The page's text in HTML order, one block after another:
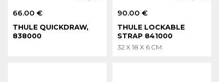
66.00 €
THULE QUICKDRAW,
838000
90.00 €
THULE LOCKABLE
STRAP 841000
32 X 18 X 6 CM